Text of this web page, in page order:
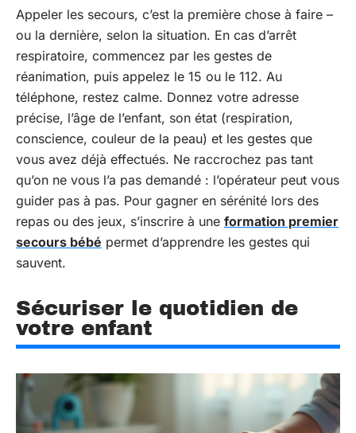
Appeler les secours, c’est la première chose à faire –
ou la dernière, selon la situation. En cas d’arrêt
respiratoire, commencez par les gestes de
réanimation, puis appelez le 15 ou le 112. Au
téléphone, restez calme. Donnez votre adresse
précise, l’âge de l’enfant, son état (respiration,
conscience, couleur de la peau) et les gestes que
vous avez déjà effectués. Ne raccrochez pas tant
qu’on ne vous l’a pas demandé : l’opérateur peut vous
guider pas à pas. Pour gagner en sérénité lors des
repas ou des jeux, s’inscrire à une formation premier
secours bébé permet d’apprendre les gestes qui
sauvent.
Sécuriser le quotidien de
votre enfant